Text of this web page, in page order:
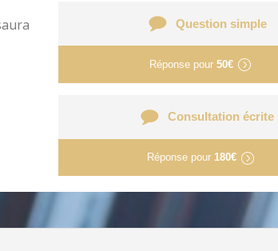
Question simple
Réponse pour50€
Consultation écrite
Réponse pour 180€